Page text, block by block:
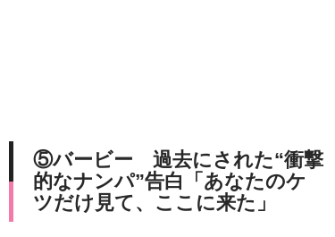
⑤バービー 過去にされた“衝撃
的なナンパ”告白「あなたのケ
ツだけ見て、ここに来た」